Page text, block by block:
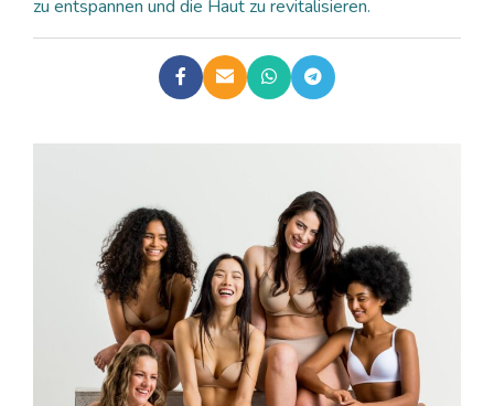
zu entspannen und die Haut zu revitalisieren.